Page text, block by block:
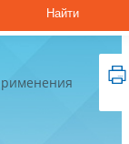
Найти